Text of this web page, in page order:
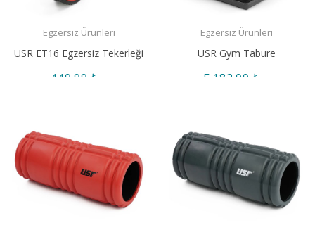
Egzersiz Ürünleri
USR ET16 Egzersiz Tekerleği
449,99 ₺
Egzersiz Ürünleri
USR Gym Tabure
5.182,99 ₺